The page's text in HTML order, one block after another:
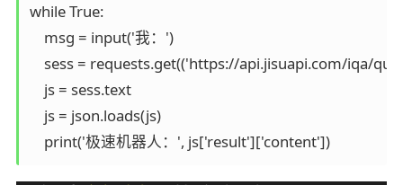
while True:
    msg = input('我：')
sess = requests.get(('https://api.jisuapi.com/
    js = sess.text
    js = json.loads(js)
    print('极速机器人：', js['result']['content'])